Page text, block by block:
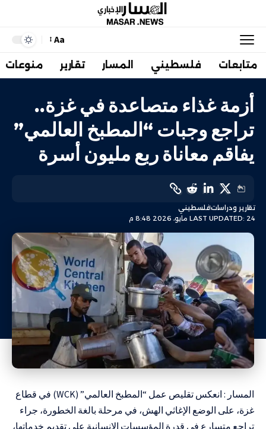
Aa
متابعات فلسطيني المسار تقارير منوعات
أزمة غذاء متصاعدة في غزة..
تراجع وجبات “المطبخ العالمي”
يفاقم معاناة ربع مليون أسرة
LAST UPDATED: 24 مايو، 2026 8:48 م
تقارير ودراساتفلسطيني
المسار : انعكس تقليص عمل “المطبخ العالمي” (WCK) في قطاع
غزة، على الوضع الإغاثي الهش، في مرحلة بالغة الخطورة، جراء
تراجع متسارع في قدرة المؤسسات الإنسانية على تقديم خدماتها،